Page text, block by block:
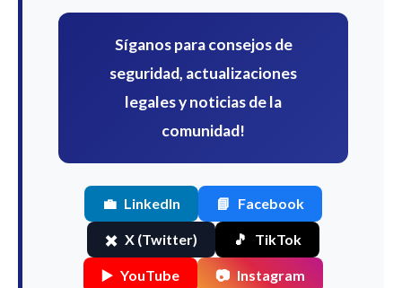
Síganos para consejos de
seguridad, actualizaciones
legales y noticias de la
comunidad!
💼 LinkedIn 📘 Facebook
✖️ X (Twitter) 🎵 TikTok
▶️ YouTube 📷 Instagram